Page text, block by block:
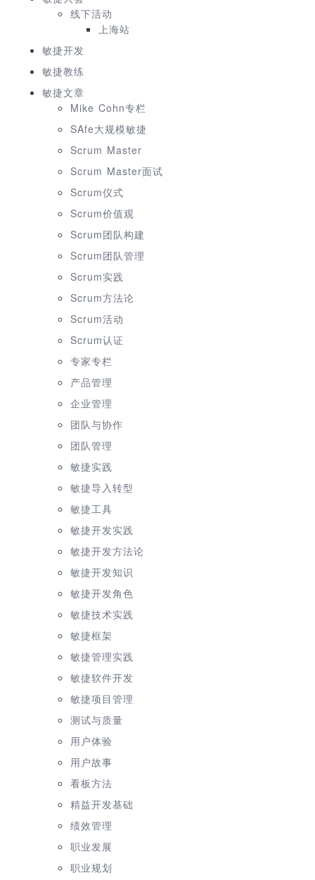
线下活动
上海站
敏捷开发
敏捷教练
敏捷文章
Mike Cohn专栏
SAfe大规模敏捷
Scrum Master
Scrum Master面试
Scrum仪式
Scrum价值观
Scrum团队构建
Scrum团队管理
Scrum实践
Scrum方法论
Scrum活动
Scrum认证
专家专栏
产品管理
企业管理
团队与协作
团队管理
敏捷实践
敏捷导入转型
敏捷工具
敏捷开发实践
敏捷开发方法论
敏捷开发知识
敏捷开发角色
敏捷技术实践
敏捷框架
敏捷管理实践
敏捷软件开发
敏捷项目管理
测试与质量
用户体验
用户故事
看板方法
精益开发基础
绩效管理
职业发展
职业规划